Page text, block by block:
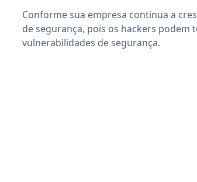
Conforme sua empresa continua a
de segurança, pois os hackers podem
vulnerabilidades de segurança.